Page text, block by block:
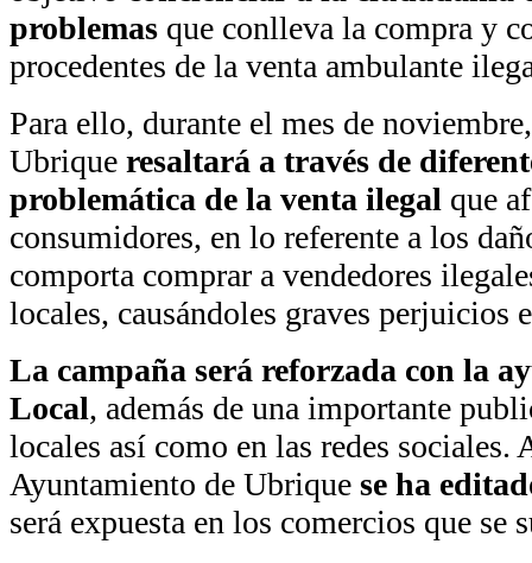
problemas que conlleva la compra y
procedentes de la venta ambulante
Para ello, durante el mes de
Ubrique resaltará a través de
problemática de la venta ilegal que
consumidores, en lo referente a los
comporta comprar a vendedores
locales, causándoles graves perjuicios
La campaña será reforzada con la
Local, además de una importante
locales así como en las redes sociales.
Ayuntamiento de Ubrique se ha
será expuesta en los comercios que se